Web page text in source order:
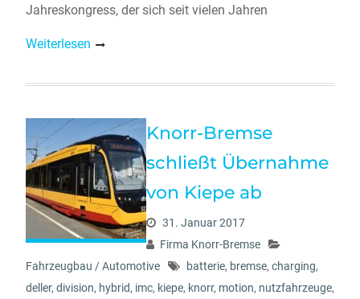
Jahreskongress, der sich seit vielen Jahren
Weiterlesen
Knorr-Bremse
schließt Übernahme
von Kiepe ab
31. Januar 2017
Firma Knorr-Bremse
Fahrzeugbau / Automotive
batterie, bremse, charging,
deller, division, hybrid, imc, kiepe, knorr, motion, nutzfahrzeuge,